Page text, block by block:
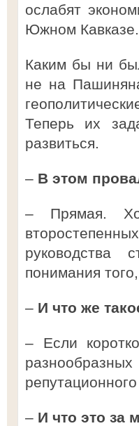
ослабят
Южнoм Кавказе.
Каким бы ни
не на
Теперь их
развиться.
– В этом
– Прямая.
руководства
понимания
– И что же
– Если
– И что это за